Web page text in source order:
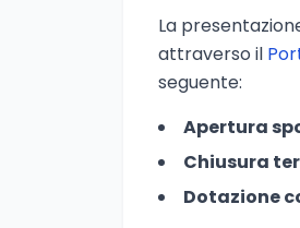
La
attraverso il
seguente:
Apertura
Chiusura
Dotazione